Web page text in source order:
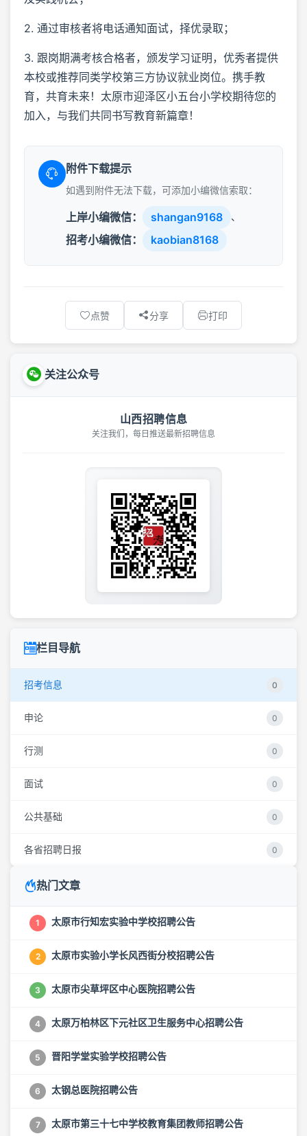
2. 通过审核者将电话通知面试，择优录取；
3. 跟岗期满考核合格者，颁发学习证明，优秀者提供
本校或推荐同类学校第三方协议就业岗位。携手教
育，共育未来！太原市迎泽区小五台小学校期待您的
加入，与我们共同书写教育新篇章！
附件下载提示
如遇到附件无法下载，可添加小编微信索取：
上岸小编微信： shangan9168 、
招考小编微信： kaobian8168
点赞 分享 打印
关注公众号
山西招聘信息
关注我们，每日推送最新招聘信息
栏目导航
招考信息 0
申论 0
行测 0
面试 0
公共基础 0
各省招聘日报 0
热门文章
1 太原市行知宏实验中学校招聘公告
2 太原市实验小学长风西街分校招聘公告
3 太原市尖草坪区中心医院招聘公告
4 太原万柏林区下元社区卫生服务中心招聘公告
5 晋阳学堂实验学校招聘公告
6 太钢总医院招聘公告
7 太原市第三十七中学校教育集团教师招聘公告